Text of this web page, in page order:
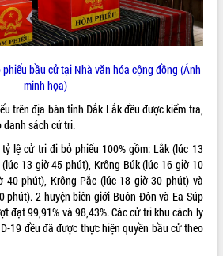
bầu cử tại Nhà văn hóa cộng đồng (Ảnh
minh họa)
trên địa bàn tỉnh Đắk Lắk đều được kiểm tra,
danh sách cử tri.
lệ cử tri đi bỏ phiếu 100% gồm: Lắk (lúc 13
13 giờ 45 phút), Krông Búk (lúc 16 giờ 10
40 phút), Krông Pắc (lúc 18 giờ 30 phút) và
phút). 2 huyện biên giới Buôn Đôn và Ea Súp
đạt 99,91% và 98,43%. Các cử tri khu cách ly
19 đều đã được thực hiện quyền bầu cử theo